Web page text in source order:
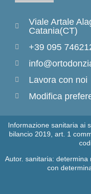
Viale Artale
Catania(CT)
+39 095
Lavora con noi
Modifica
Informazione sanitaria ai
bilancio 2019, art. 1
Autor. sanitaria:
con